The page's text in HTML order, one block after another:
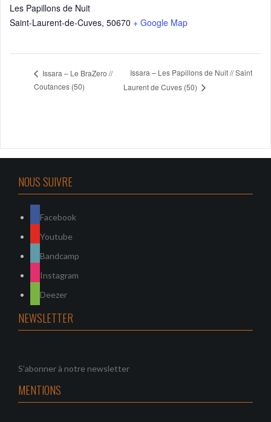
Les Papillons de Nuit
Saint-Laurent-de-Cuves, 50670 + Google Map
Issara – Le BraZero //
Coutances (50)
Issara – Les Papillons de Nuit // Saint
Laurent de Cuves (50)
NOUS SUIVRE
Facebook
Youtube
Bandcamp
Instagram
Deezer
NEWSLETTER
S’abonner à notre newsletter
MENTIONS